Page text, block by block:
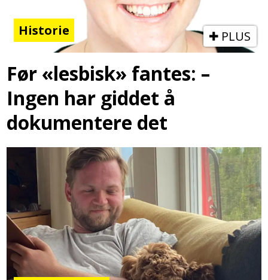
Historie PLUS
Før «lesbisk» fantes: –
Ingen har giddet å
dokumentere det